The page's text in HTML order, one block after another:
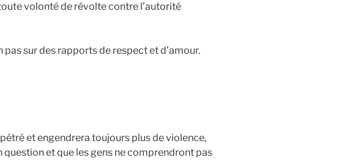
volonté de révolte contre l’autorité
sur des rapports de respect et d’amour.
et engendrera toujours plus de violence,
et que les gens ne comprendront pas